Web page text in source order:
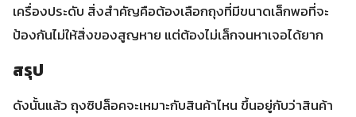
เครื่องประดับ สิ่งสำคัญคือต้องเลือกถุงที่มีขนาดเล็กพอที่จะ
ป้องกันไม่ให้สิ่งของสูญหาย แต่ต้องไม่เล็กจนหาเจอได้ยาก
สรุป
ดังนั้นแล้ว ถุงซิปล็อคจะเหมาะกับสินค้าไหน ขึ้นอยู่กับว่าสินค้า